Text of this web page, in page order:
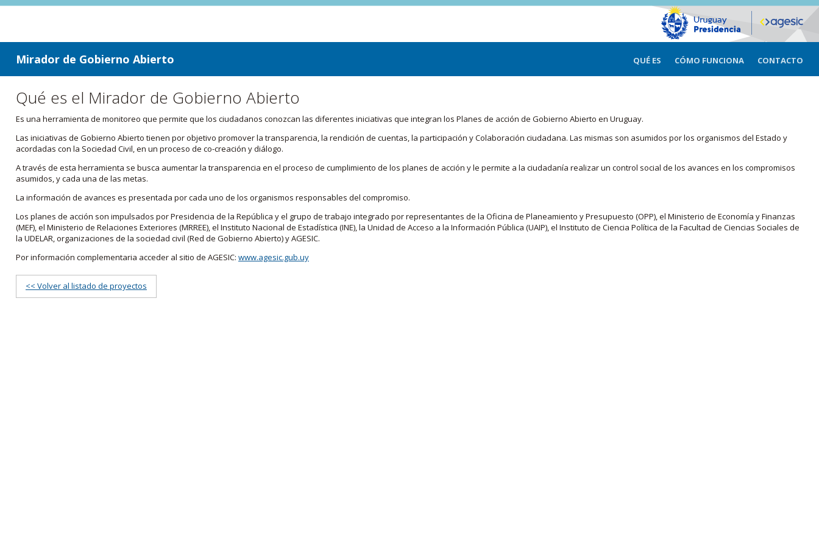
ir a contenido
ir al menú
Mirador de Gobierno Abierto QUÉ ES CÓMO FUNCIONA CONTACTO
Qué es el Mirador de Gobierno Abierto
Es una herramienta de monitoreo que permite que los ciudadanos conozcan las diferentes iniciativas que integran los Planes de acción de Gobierno Abierto en Uruguay.
Las iniciativas de Gobierno Abierto tienen por objetivo promover la transparencia, la rendición de cuentas, la participación y Colaboración ciudadana. Las mismas son asumidos por los organismos del Estado y
acordadas con la Sociedad Civil, en un proceso de co-creación y diálogo.
A través de esta herramienta se busca aumentar la transparencia en el proceso de cumplimiento de los planes de acción y le permite a la ciudadanía realizar un control social de los avances en los compromisos
asumidos, y cada una de las metas.
La información de avances es presentada por cada uno de los organismos responsables del compromiso.
Los planes de acción son impulsados por Presidencia de la República y el grupo de trabajo integrado por representantes de la Oficina de Planeamiento y Presupuesto (OPP), el Ministerio de Economía y Finanzas
(MEF), el Ministerio de Relaciones Exteriores (MRREE), el Instituto Nacional de Estadística (INE), la Unidad de Acceso a la Información Pública (UAIP), el Instituto de Ciencia Política de la Facultad de Ciencias Sociales de
la UDELAR, organizaciones de la sociedad civil (Red de Gobierno Abierto) y AGESIC.
Por información complementaria acceder al sitio de AGESIC: www.agesic.gub.uy
<< Volver al listado de proyectos